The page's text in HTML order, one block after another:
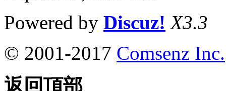
Powered by Discuz! X3.3
© 2001-2017 Comsenz Inc.
返回頂部